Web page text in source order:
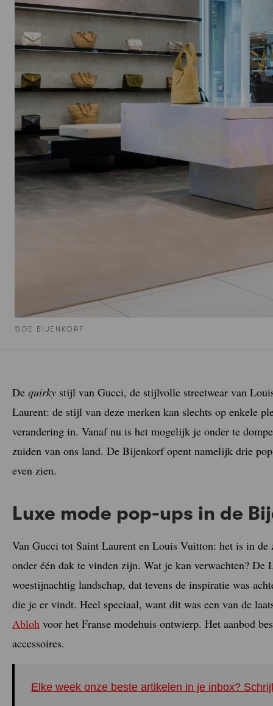
©DE BIJENKORF
De quirky stijl van Gucci, de stijlvolle streetwear van
Laurent: de stijl van deze merken kan slechts op enkele
verandering in. Vanaf nu is het mogelijk je onder te
zuiden van ons land. De Bijenkorf opent namelijk drie
even zien.
Luxe mode pop-ups in de
Van Gucci tot Saint Laurent en Louis Vuitton: het is in
onder één dak te vinden zijn. Wat je kan verwachten?
woestijnachtig landschap, dat tevens de inspiratie was
die je er vindt. Heel speciaal, want dit was een van de
Abloh voor het Franse modehuis ontwierp. Het aanbod
accessoires.
Elke week onze beste artikelen in je inbox?